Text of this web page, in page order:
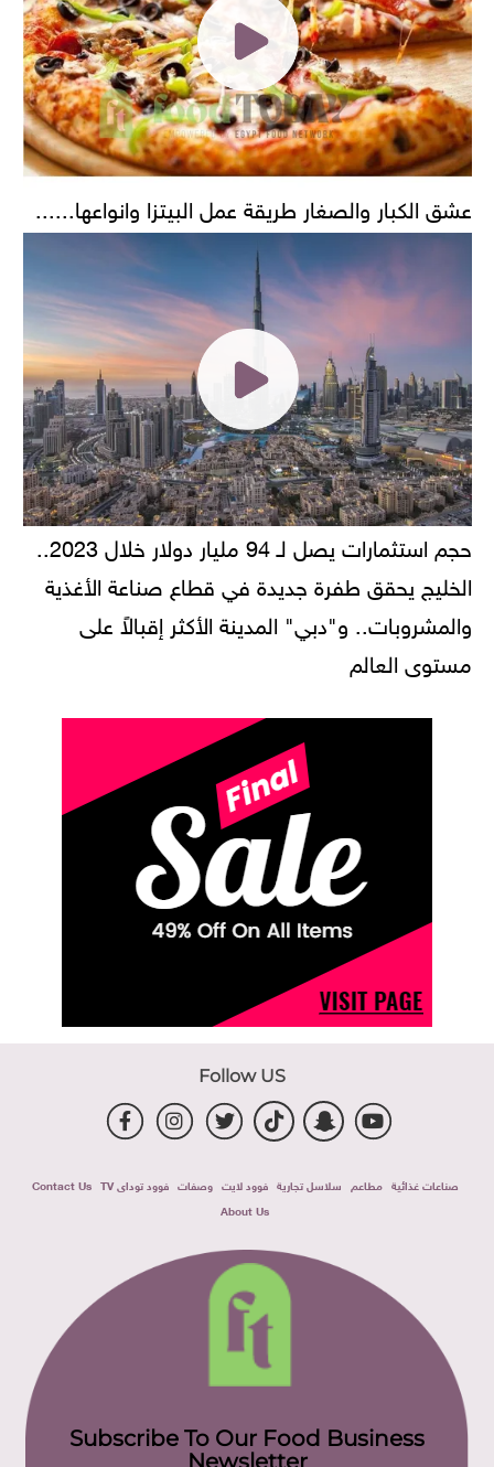
عشق الكبار والصغار طريقة عمل البيتزا وانواعها......
حجم استثمارات يصل لـ 94 مليار دولار خلال 2023..
الخليج يحقق طفرة جديدة في قطاع صناعة الأغذية
والمشروبات.. و"دبي" المدينة الأكثر إقبالاً على
مستوى العالم
Follow US
صناعات غذائية مطاعم سلاسل تجارية فوود لايت وصفات فوود توداى TV
Contact Us
About Us
Subscribe To Our Food Business
Newsletter